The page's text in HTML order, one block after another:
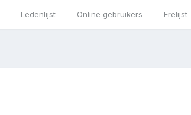
Ledenlijst Online gebruikers Erelijst